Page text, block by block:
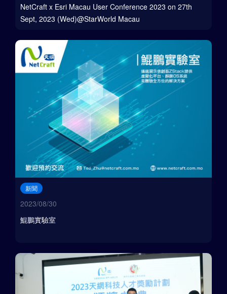
NetCraft x Esri Macau User Conference 2023 on 27th
Sept, 2023 (Wed)@StarWorld Macau
新聞
2023/08/30
鯤鵬實驗室